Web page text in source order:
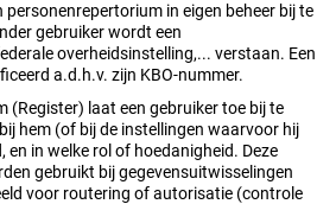
in eigen beheer bij te
gebruiker wordt een
overheidsinstelling,... verstaan. Een
a.d.h.v. zijn KBO-nummer.
(Register) laat een gebruiker toe bij te
hem (of bij de instellingen waarvoor hij
en in welke rol of hoedanigheid. Deze
gebruikt bij gegevensuitwisselingen
voor routering of autorisatie (controle